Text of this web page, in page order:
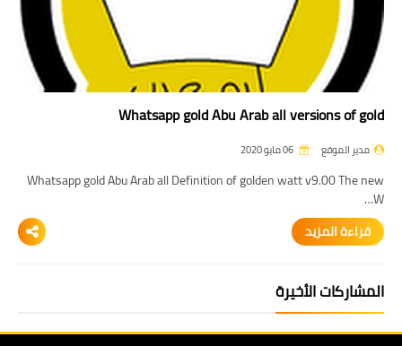
Whatsapp gold Abu Arab all versions of gold
مدير الموقع
Whatsapp gold Abu Arab all Definition of golden watt v9.00 The new
W…
قراءة المزيد
المشاركات الأخيرة